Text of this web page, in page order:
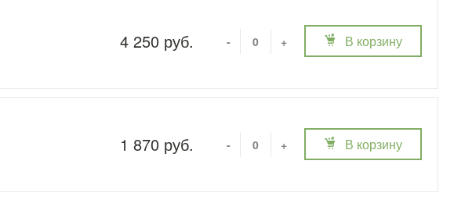
4 250 руб. - + В корзину
1 870 руб. - + В корзину